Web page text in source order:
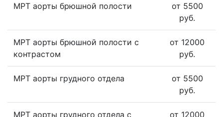
МРТ аорты брюшной полости
от 5500
руб.
МРТ аорты брюшной полости с
контрастом
от 12000
руб.
МРТ аорты грудного отдела
от 5500
руб.
МРТ аорты грудного отдела с от 12000